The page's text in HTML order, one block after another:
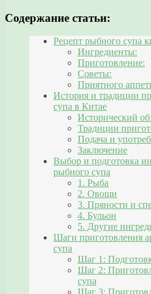
Содержание статьи:
Рецепт рыбного супа
Ингредиенты:
Приготовление:
Советы:
Приятного
История и традиции
супа в Китае
Исторический
Традиции
Подача и
Заключение
Выбор и подготовка
рыбного супа
1. Рыба
2. Овощи
3. Пряности и
4. Бульон
5. Другие
Шаги приготовления
супа
Шаг 1:
Шаг 2:
супа